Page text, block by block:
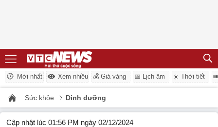
Mới nhất Xem nhiều 💰 Giá vàng 📅 Lịch âm ☀️ Thời tiết
Sức khỏe Dinh dưỡng
Cập nhật lúc 01:56 PM ngày 02/12/2024